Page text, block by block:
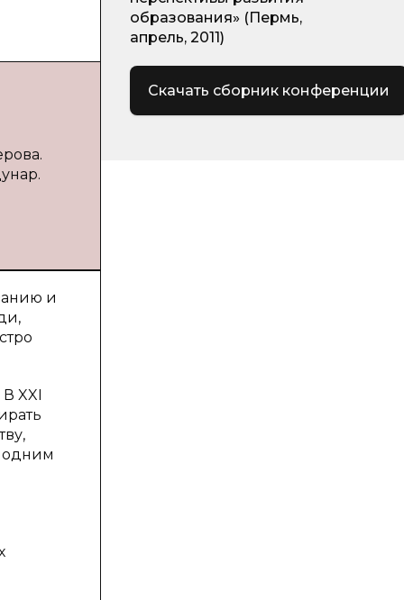
и
В XXI
одним
образования» (Пермь,
апрель, 2011)
Скачать сборник конференции